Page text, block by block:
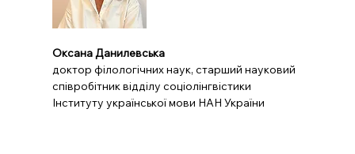
Оксана Данилевська
доктор філологічних наук, старший науковий
співробітник відділу соціолінгвістики
Інституту української мови НАН України